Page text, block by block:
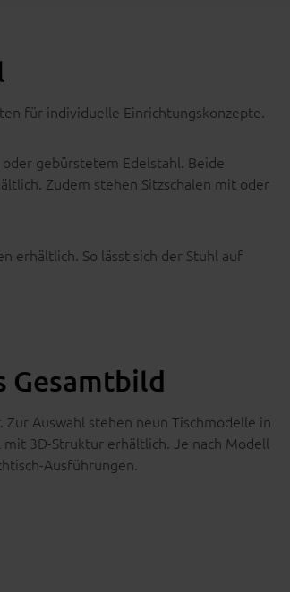
für individuelle Einrichtungskonzepte.
gebürstetem Edelstahl. Beide
Zudem stehen Sitzschalen mit oder
erhältlich. So lässt sich der Stuhl auf
Gesamtbild
Auswahl stehen neun Tischmodelle in
mit 3D-Struktur erhältlich. Je nach Modell
Ausführungen.